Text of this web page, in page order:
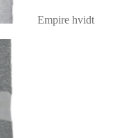
Empire hvidt